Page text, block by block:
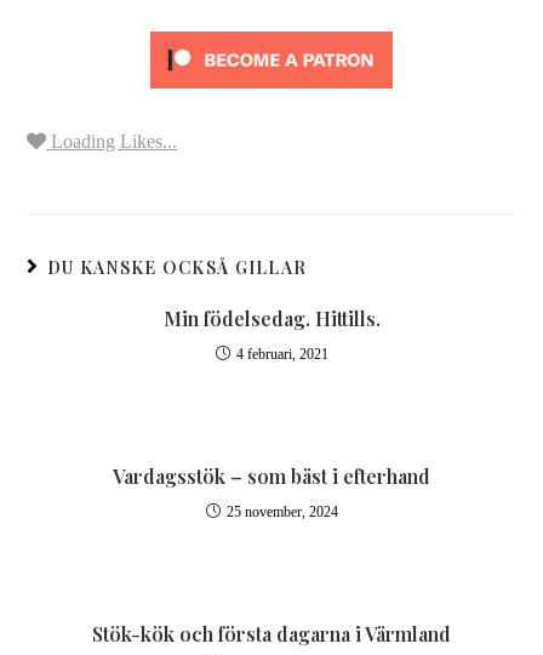
Loading Likes...
DU KANSKE OCKSÅ GILLAR
Min födelsedag. Hittills.
4 februari, 2021
Vardagsstök – som bäst i efterhand
25 november, 2024
Stök-kök och första dagarna i Värmland